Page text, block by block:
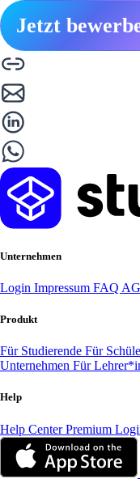
Jetzt
Unternehmen
Login Impressum FAQ
Produkt
Für Studierende Für
Unternehmen Für
Help
Help CenterPremium